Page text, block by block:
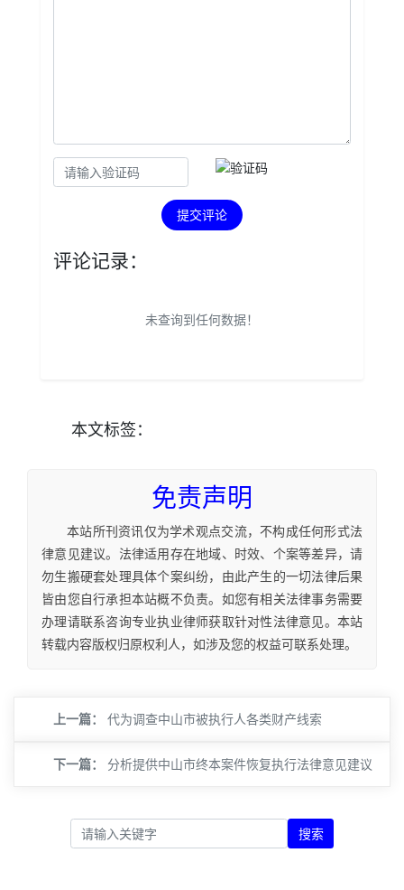
提交评论
评论记录：
未查询到任何数据！
本文标签：
免责声明
本站所刊资讯仅为学术观点交流，不构成任何形式法
律意见建议。法律适用存在地域、时效、个案等差异，请
勿生搬硬套处理具体个案纠纷，由此产生的一切法律后果
皆由您自行承担本站概不负责。如您有相关法律事务需要
办理请联系咨询专业执业律师获取针对性法律意见。本站
转载内容版权归原权利人，如涉及您的权益可联系处理。
上一篇： 代为调查中山市被执行人各类财产线索
下一篇： 分析提供中山市终本案件恢复执行法律意见建议
搜索